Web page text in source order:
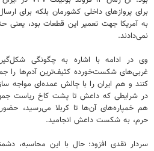
برای پروازهای داخلی کشورمان بلکه برای
به آمریکا جهت تعمیر این قطعات بود، یعنی
نمی‌دادند.
وی در ادامه با اشاره به چگونگی
غربی‌های شکست‌خورده کثیف‌ترین آدم‌ها را
کنند و هم ایران را با چالش عمده‌ای مواجه
در شرایطی که داعش تا پشت کاخ ریاست
هم خمپاره‌های آن‌ها تا کربلا می‌رسید،
حرم، به شکست داعش انجامید.
سردار نقدی افزود: حال با این محاسبه،